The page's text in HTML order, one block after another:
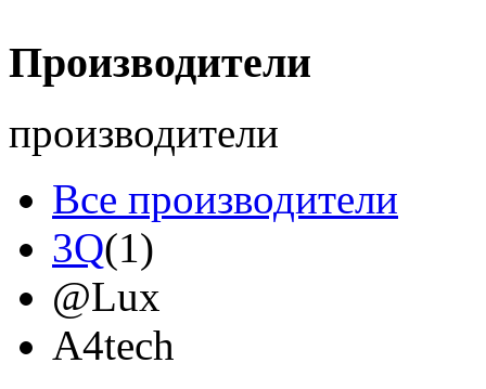
Производители
производители
Все производители
3Q(1)
@Lux
A4tech